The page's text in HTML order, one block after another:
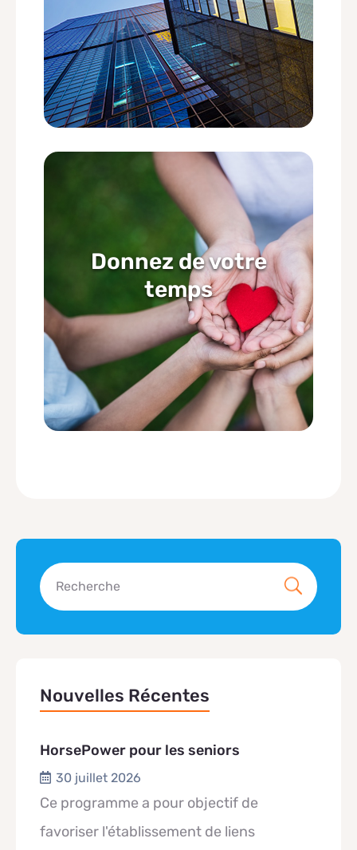
Donnez de votre
temps
Nouvelles Récentes
HorsePower pour les seniors
30 juillet 2026
Ce programme a pour objectif de
favoriser l'établissement de liens